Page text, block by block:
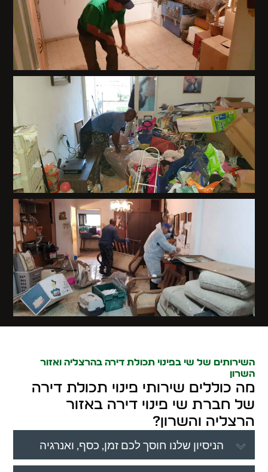
השירותים של שי בפינוי תכולת דירה בהרצליה ואזור
השרון
מה כוללים שירותי פינוי תכולת דירה
של חברת שי פינוי דירה באזור
הרצליה והשרון?
הניסיון שלנו חוסך לכם זמן, כסף, ואנרגיה